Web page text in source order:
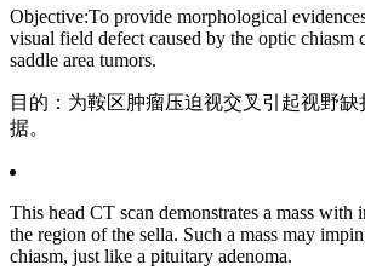
Objective:To provide morphological
visual field defect caused by the optic chiasm
saddle area tumors.
目的：为鞍区肿瘤压迫视交叉引起视野
据。
This head CT scan demonstrates a mass with
the region of the sella. Such a mass may
chiasm, just like a pituitary adenoma.